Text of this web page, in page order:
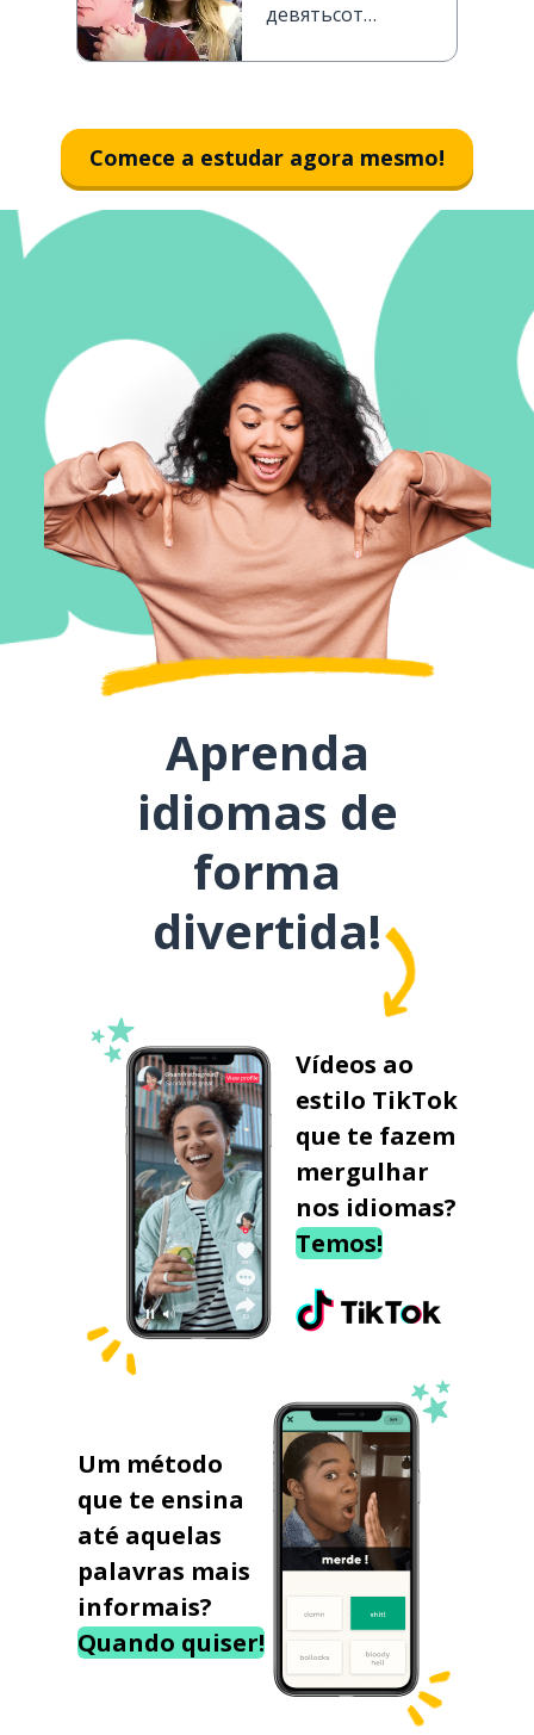
девятьсот
Comece a estudar agora mesmo!
Aprenda
idiomas de
forma
divertida!
Vídeos ao
estilo TikTok
que te fazem
mergulhar
nos idiomas?
Temos!
Um método
que te ensina
até aquelas
palavras mais
informais?
Quando quiser!